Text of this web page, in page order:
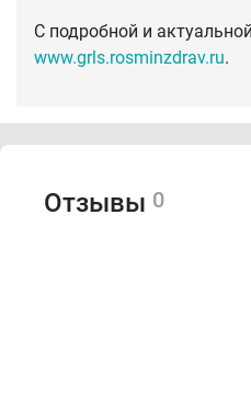
С подробной и
www.grls.rosminzdrav.ru.
Отзывы 0